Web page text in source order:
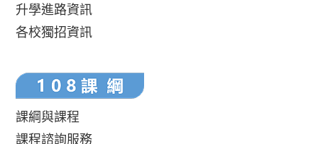
升學進路資訊
各校獨招資訊
課綱與課程
課程諮詢服務